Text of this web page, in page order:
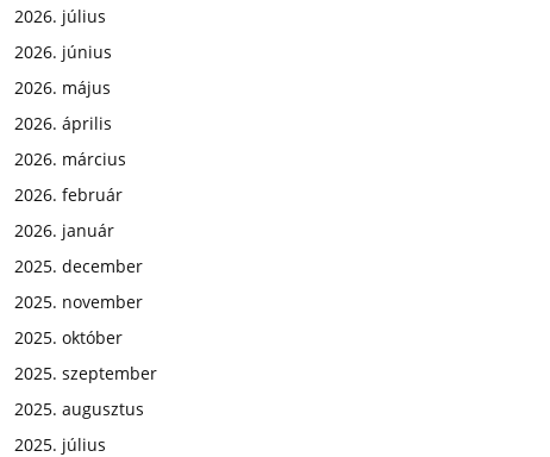
2026. július
2026. június
2026. május
2026. április
2026. március
2026. február
2026. január
2025. december
2025. november
2025. október
2025. szeptember
2025. augusztus
2025. július